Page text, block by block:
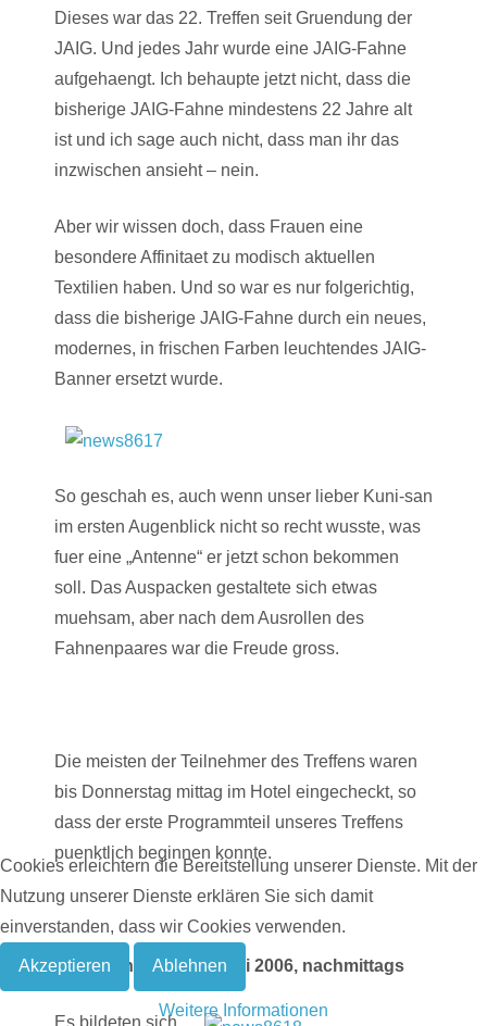
Dieses war das 22. Treffen seit Gruendung der
JAIG. Und jedes Jahr wurde eine JAIG-Fahne
aufgehaengt. Ich behaupte jetzt nicht, dass die
bisherige JAIG-Fahne mindestens 22 Jahre alt
ist und ich sage auch nicht, dass man ihr das
inzwischen ansieht – nein.
Aber wir wissen doch, dass Frauen eine
besondere Affinitaet zu modisch aktuellen
Textilien haben. Und so war es nur folgerichtig,
dass die bisherige JAIG-Fahne durch ein neues,
modernes, in frischen Farben leuchtendes JAIG-
Banner ersetzt wurde.
So geschah es, auch wenn unser lieber Kuni-san
im ersten Augenblick nicht so recht wusste, was
fuer eine „Antenne“ er jetzt schon bekommen
soll. Das Auspacken gestaltete sich etwas
muehsam, aber nach dem Ausrollen des
Fahnenpaares war die Freude gross.
Die meisten der Teilnehmer des Treffens waren
bis Donnerstag mittag im Hotel eingecheckt, so
dass der erste Programmteil unseres Treffens
puenktlich beginnen konnte.
Der Donnerstag, 11. Mai 2006, nachmittags
Es bildeten sich
Cookies erleichtern die Bereitstellung unserer Dienste. Mit der
Nutzung unserer Dienste erklären Sie sich damit
einverstanden, dass wir Cookies verwenden.
Akzeptieren Ablehnen
Weitere Informationen